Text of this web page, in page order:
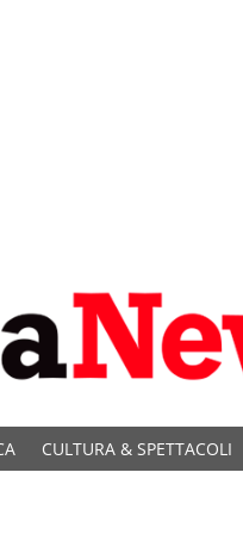
CULTURA & SPETTACOLI